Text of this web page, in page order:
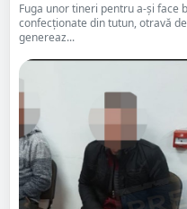
Fuga unor tineri pentru a-și face
confecționate din tutun, otravă
genereaz...